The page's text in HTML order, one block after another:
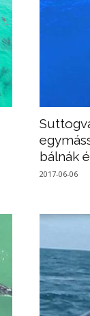
bálnák
2017-06-06